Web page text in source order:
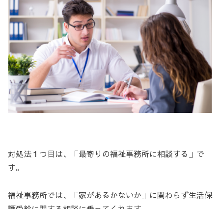
対処法１つ目は、「最寄りの福祉事務所に相談する」で
す。
福祉事務所では、「家があるかないか」に関わらず生活保